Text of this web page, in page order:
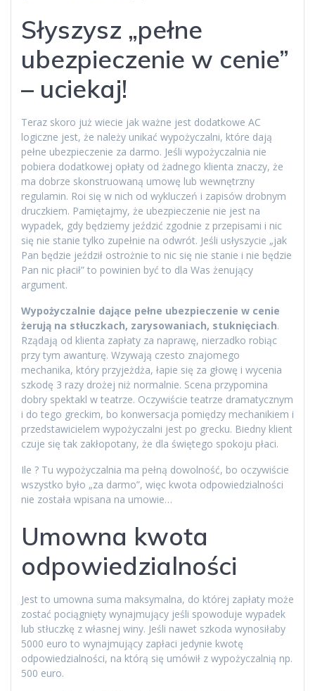
Słyszysz „pełne
ubezpieczenie w cenie”
– uciekaj!
Teraz skoro już wiecie jak ważne jest dodatkowe AC
logiczne jest, że należy unikać wypożyczalni, które dają
pełne ubezpieczenie za darmo. Jeśli wypożyczalnia nie
pobiera dodatkowej opłaty od żadnego klienta znaczy, że
ma dobrze skonstruowaną umowę lub wewnętrzny
regulamin. Roi się w nich od wykluczeń i zapisów drobnym
druczkiem. Pamiętajmy, że ubezpieczenie nie jest na
wypadek, gdy będziemy jeździć zgodnie z przepisami i nic
się nie stanie tylko zupełnie na odwrót. Jeśli usłyszycie „jak
Pan będzie jeździł ostrożnie to nic się nie stanie i nie będzie
Pan nic płacił” to powinien być to dla Was żenujący
argument.
Wypożyczalnie dające pełne ubezpieczenie w cenie
żerują na stłuczkach, zarysowaniach, stuknięciach.
Rządają od klienta zapłaty za naprawę, nierzadko robiąc
przy tym awanturę. Wzywają czesto znajomego
mechanika, który przyjeżdża, łapie się za głowę i wycenia
szkodę 3 razy drożej niż normalnie. Scena przypomina
dobry spektakl w teatrze. Oczywiście teatrze dramatycznym
i do tego greckim, bo konwersacja pomiędzy mechanikiem i
przedstawicielem wypożyczalni jest po grecku. Biedny klient
czuje się tak zakłopotany, że dla świętego spokoju płaci.
Ile ? Tu wypożyczalnia ma pełną dowolność, bo oczywiście
wszystko było „za darmo”, więc kwota odpowiedzialności
nie została wpisana na umowie…
Umowna kwota
odpowiedzialności
Jest to umowna suma maksymalna, do której zapłaty może
zostać pociągnięty wynajmujący jeśli spowoduje wypadek
lub stłuczkę z własnej winy. Jeśli nawet szkoda wynosiłaby
5000 euro to wynajmujący zapłaci jedynie kwotę
odpowiedzialności, na którą się umówił z wypożyczalnią np.
500 euro.